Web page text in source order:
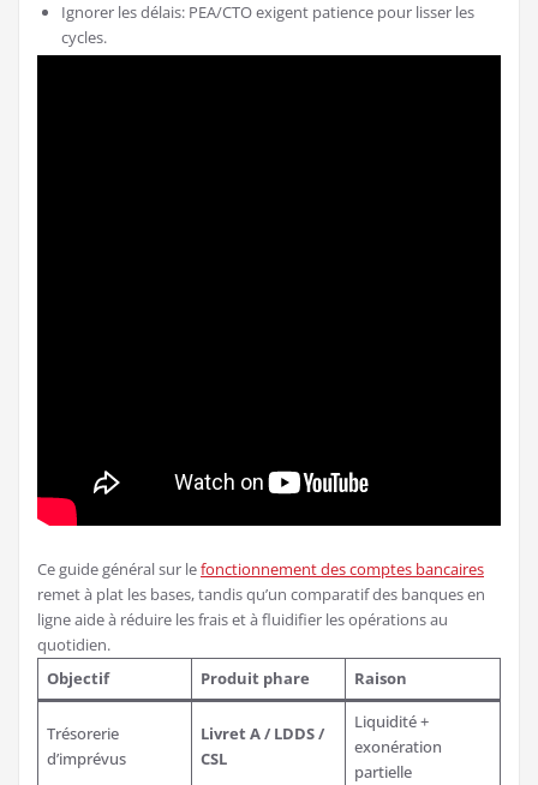
Ignorer les délais: PEA/CTO exigent patience pour lisser les
cycles.
Ce guide général sur lefonctionnement des comptes bancaires
remet à plat les bases, tandis qu’un comparatif des banques en
ligne aide à réduire les frais et à fluidifier les opérations au
quotidien.
Objectif
Produit phare Raison
Trésorerie
d’imprévus
Livret A / LDDS /
CSL
Liquidité +
exonération
partielle